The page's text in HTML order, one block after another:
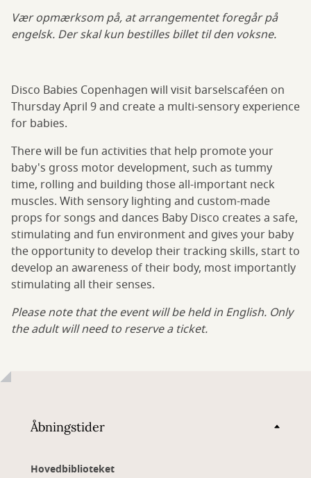
Vær opmærksom på, at arrangementet foregår på
engelsk. Der skal kun bestilles billet til den voksne.
Disco Babies Copenhagen will visit barselscaféen on
Thursday April 9 and create a multi-sensory experience
for babies.
There will be fun activities that help promote your
baby's gross motor development, such as tummy
time, rolling and building those all-important neck
muscles. With sensory lighting and custom-made
props for songs and dances Baby Disco creates a safe,
stimulating and fun environment and gives your baby
the opportunity to develop their tracking skills, start to
develop an awareness of their body, most importantly
stimulating all their senses.
Please note that the event will be held in English. Only
the adult will need to reserve a ticket.
Åbningstider
Hovedbiblioteket